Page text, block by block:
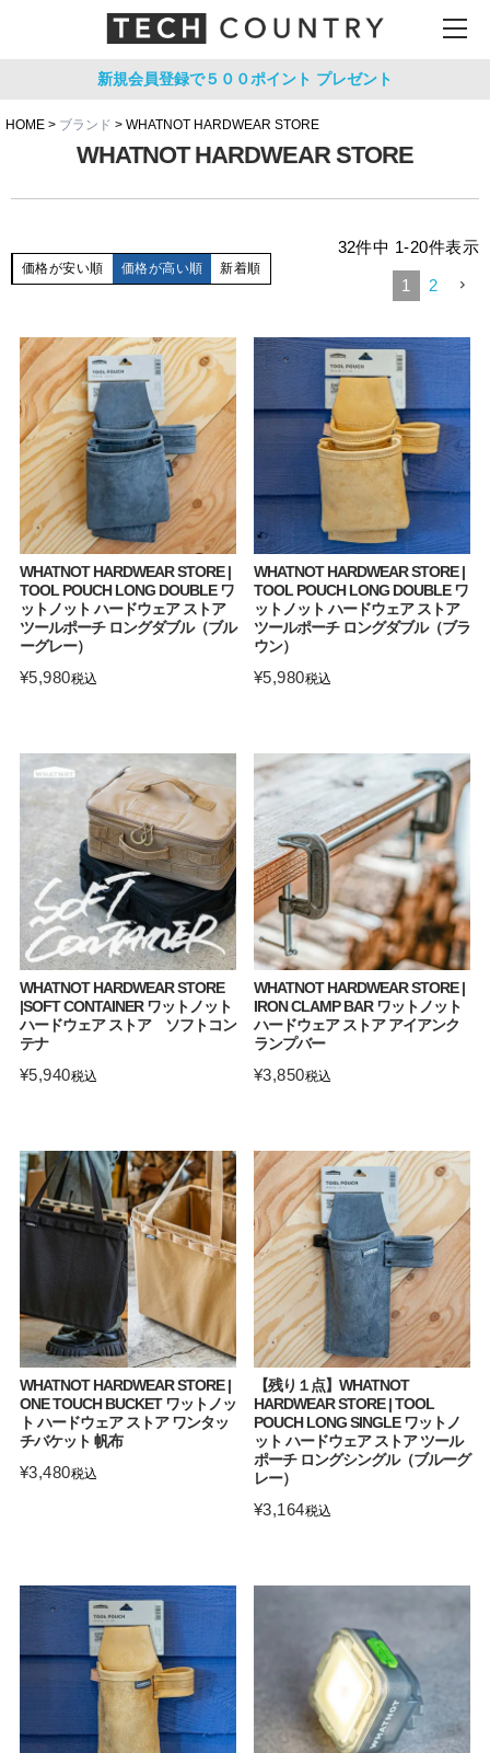
新規会員登録で５００ポイント プレゼント
HOME ブランド WHATNOT HARDWEAR STORE
WHATNOT HARDWEAR STORE
価格が安い順 価格が高い順 新着順
32件中 1-20件表示
1 2
WHATNOT HARDWEAR STORE |
TOOL POUCH LONG DOUBLE ワ
ットノット ハードウェア ストア
ツールポーチ ロングダブル（ブル
ーグレー）
¥5,980税込
WHATNOT HARDWEAR STORE |
TOOL POUCH LONG DOUBLE ワ
ットノット ハードウェア ストア
ツールポーチ ロングダブル（ブラ
ウン）
¥5,980税込
WHATNOT HARDWEAR STORE
|SOFT CONTAINER ワットノット
ハードウェア ストア ソフトコン
テナ
¥5,940税込
WHATNOT HARDWEAR STORE |
IRON CLAMP BAR ワットノット
ハードウェア ストア アイアンク
ランプバー
¥3,850税込
WHATNOT HARDWEAR STORE |
ONE TOUCH BUCKET ワットノッ
ト ハードウェア ストア ワンタッ
チバケット 帆布
¥3,480税込
【残り１点】WHATNOT
HARDWEAR STORE | TOOL
POUCH LONG SINGLE ワットノ
ット ハードウェア ストア ツール
ポーチ ロングシングル（ブルーグ
レー）
¥3,164税込